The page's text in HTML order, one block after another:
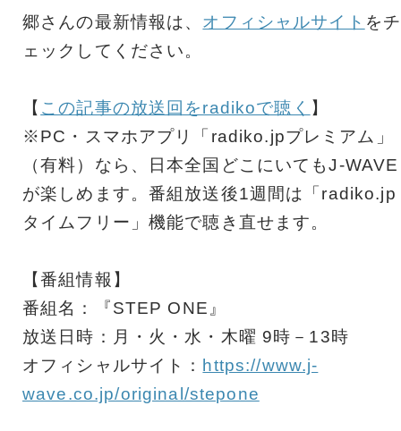
郷さんの最新情報は、 オフィシャルサイト をチ
ェックしてください。
【 この記事の放送回をradikoで聴く 】
※PC・スマホアプリ「radiko.jpプレミアム」
（有料）なら、日本全国どこにいてもJ-WAVE
が楽しめます。番組放送後1週間は「radiko.jp
タイムフリー」機能で聴き直せます。
【番組情報】
番組名：『STEP ONE』
放送日時：月・火・水・木曜 9時－13時
オフィシャルサイト： https://www.j-
wave.co.jp/original/stepone